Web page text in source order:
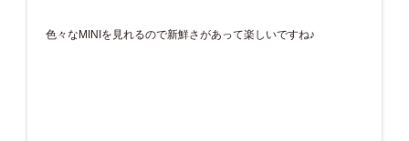
色々なMINIを見れるので新鮮さがあって楽しいですね♪